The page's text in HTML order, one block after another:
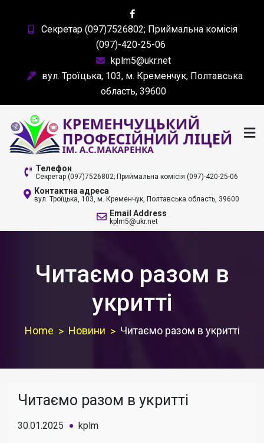
content
Секретар (097)7526802; Приймальна комісія
(097)-420-25-06
kplm5@ukr.net
вул. Троїцька, 103, м. Кременчук, Полтавська
область, 39600
КРЕМЕНЧУЦЬКИЙ
ПРОФЕСІЙНИЙ ЛІЦЕЙ
ІМ. А. С. МАКАРЕНКА
Телефон
Секретар (097)7526802; Приймальна комісія (097)-420-25-06
Контактна адреса
вул. Троїцька, 103, м. Кременчук, Полтавська область, 39600
Email Address
kplm5@ukr.net
Читаємо разом в
укритті
Home Новини Читаємо разом в укритті
Читаємо разом в укритті
30.01.2025 kplm